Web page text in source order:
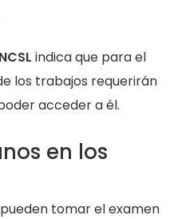
NCSL indica que para el
los trabajos requerirán
acceder a él.
en los
tomar el examen